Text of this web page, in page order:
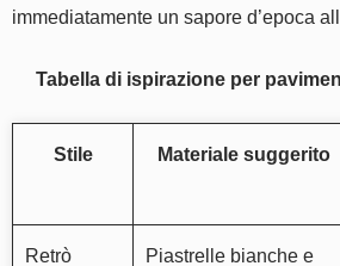
immediatamente un sapore d’epoca
Tabella di ispirazione per
Stile Materiale suggerito
Retrò
Piastrelle bianche e